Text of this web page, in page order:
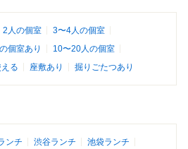
2人の個室
3〜4人の個室
個室あり
10〜20人の個室
る 座敷あり 掘りごたつあり
ンチ 渋谷ランチ
池袋ランチ